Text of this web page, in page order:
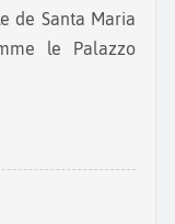
de Santa Maria
le Palazzo